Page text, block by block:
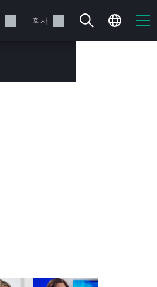
회사